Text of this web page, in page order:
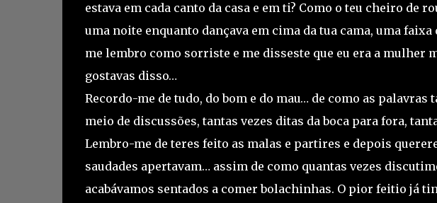
estava em cada canto da casa e em ti? Como o teu cheiro de
uma noite enquanto dançava em cima da tua cama, uma
me lembro como sorriste e me disseste que eu era a mulher
gostavas disso…
Recordo-me de tudo, do bom e do mau… de como as
meio de discussões, tantas vezes ditas da boca para fora,
Lembro-me de teres feito as malas e partires e depois
saudades apertavam… assim de como quantas vezes
acabávamos sentados a comer bolachinhas. O pior feitio já